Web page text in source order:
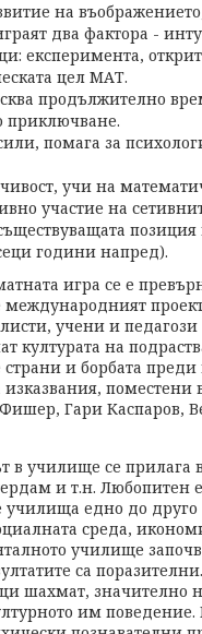
на
два фактора -
експеримента,
цел МАТ.
продължително
приключване.
помага за
учи на
участие на
години напред).
игра се е
учени и
културата на
и борбата
поместени
Гари Каспаров,
в училище се прилага
и т.н. Любопитен
едно до
среда,
училище
са
шахмат, значително
им поведение.